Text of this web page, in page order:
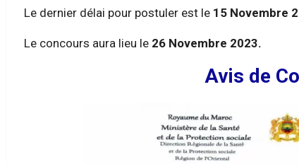
Le dernier délai pour postuler est le 15 Novembre
Le concours aura lieu le 26 Novembre 2023.
Avis de